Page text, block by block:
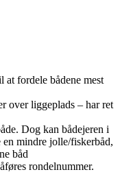
fordele bådene mest
over liggeplads – har ret
Dog kan bådejeren i
mindre jolle/fiskerbåd,
båd
rondelnummer.